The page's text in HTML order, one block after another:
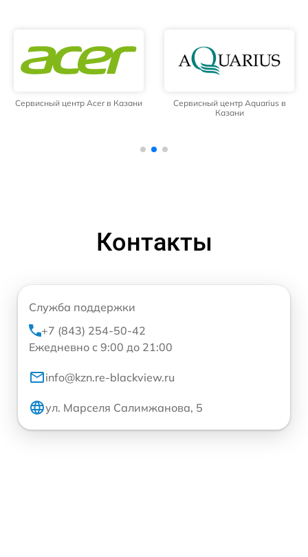
Сервисный центр Acer в Казани
Сервисный центр Aquarius в
Казани
Контакты
Служба поддержки
+7 (843) 254-50-42
Ежедневно с 9:00 до 21:00
info@kzn.re-blackview.ru
ул. Марселя Салимжанова, 5